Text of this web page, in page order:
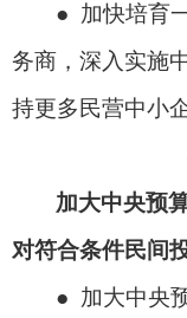
● 加快培育
务商，深入实施
持更多民营中小
加大中央预
对符合条件民间
● 加大中央